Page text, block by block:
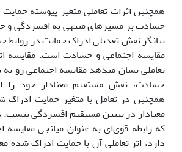
همچنین اثرات تعاملی متغیر پیوسته
حسادت بر مسیرهای منتهی به افسردگی و
بیانگر نقش تعدیلی ادراک حمایت در
مقایسه اجتماعی و حسادت است. مقایسه
تعاملی نشان می­دهد مقایسه اجتماعی رو به
حسادت، نقش مستقیم معنادار خود
همچنین در تعامل با متغیر حمایت
معنادار در تبیین مستقیم افسردگی
که رابطه قوی‌ای به عنوان میانجی مقایسه
دارد، اثر تعاملی آن با حمایت ادراک شده